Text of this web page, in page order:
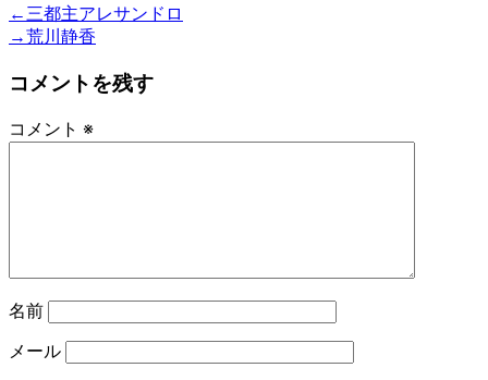
投
稿
ナ
ビ
ン
← Previous
post:
三都主アレサンドロ
→Next
荒川静香
コメントを残す
コメント ※
名前
メール